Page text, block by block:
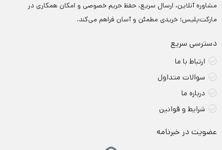
مشاوره آنلاین، ارسال سریع، حفظ حریم خصوصی و امکان همکاری در
مارکت‌پلیس؛ خریدی مطمئن و آسان فراهم می‌کند.
دسترسی سریع
ارتباط با ما
سوالات متداول
درباره ما
شرایط و قوانین
عضویت در خبرنامه